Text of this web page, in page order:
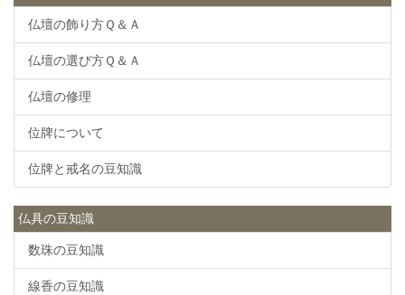
仏壇の飾り方Ｑ＆Ａ
仏壇の選び方Ｑ＆Ａ
仏壇の修理
位牌について
位牌と戒名の豆知識
仏具の豆知識
数珠の豆知識
線香の豆知識